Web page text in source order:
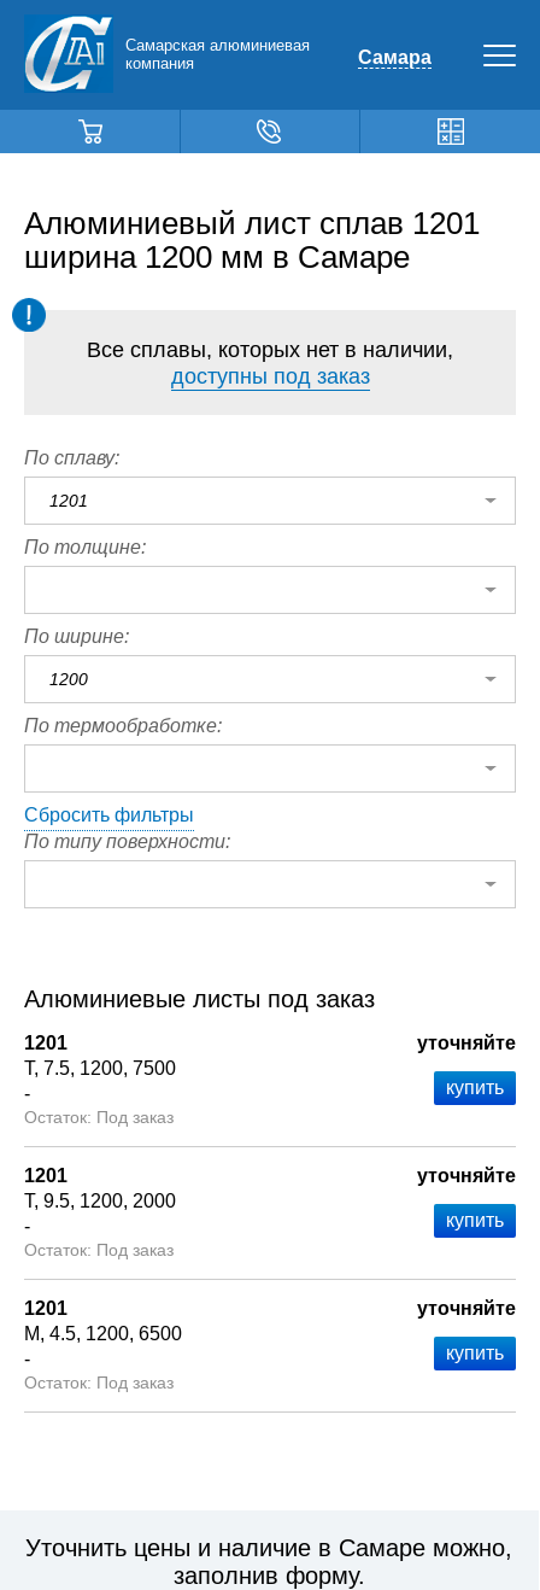
Самарская алюминиевая
компания
Самара
Алюминиевый лист сплав 1201
ширина 1200 мм в Самаре
Все сплавы, которых нет в наличии,
доступны под заказ
По сплаву:
1201
По толщине:
По ширине:
1200
По термообработке:
Сбросить фильтры
По типу поверхности:
Алюминиевые листы под заказ
1201
Т 7.5 1200 7500
-
Под заказ
уточняйте
1201
Т 9.5 1200 2000
-
Под заказ
уточняйте
1201
М 4.5 1200 6500
-
Под заказ
уточняйте
Уточнить цены и наличие в Самаре можно,
заполнив форму.